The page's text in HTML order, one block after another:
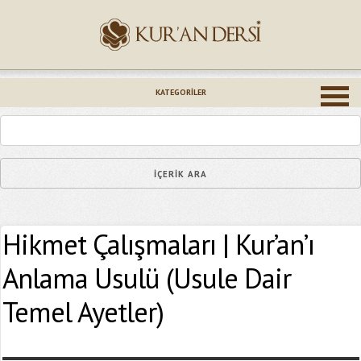
KATEGORILER
Hikmet Çalışmaları | Kur’an’ı
Anlama Usulü (Usule Dair
Temel Ayetler)
Epostanız (*)
Yaşadığınız Hatanın Ayrıntıları